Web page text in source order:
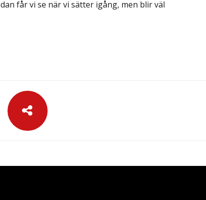
får vi se när vi sätter igång, men blir väl